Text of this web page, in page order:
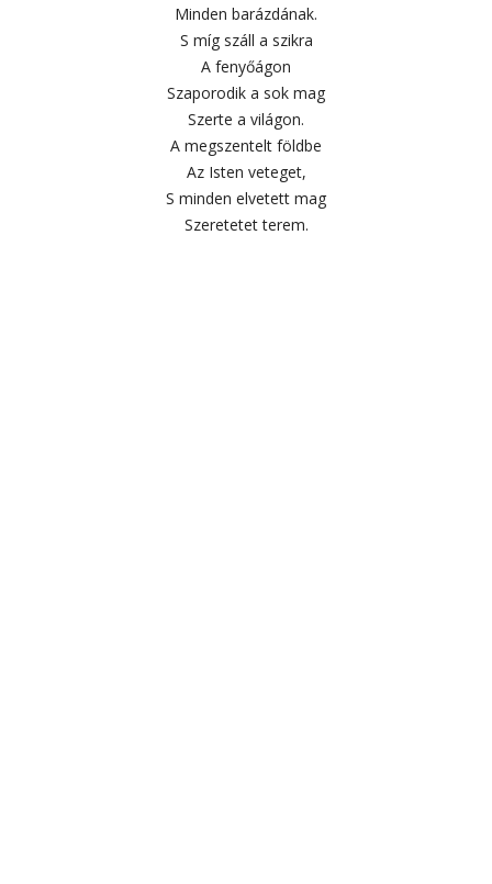
Minden barázdának.
S míg száll a szikra
A fenyőágon
Szaporodik a sok mag
Szerte a világon.
A megszentelt földbe
Az Isten veteget,
S minden elvetett mag
Szeretetet terem.